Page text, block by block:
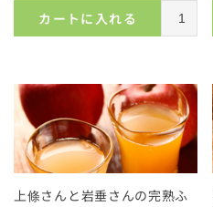
カートに入れる
上條さんと岩垂さんの完熟ふ